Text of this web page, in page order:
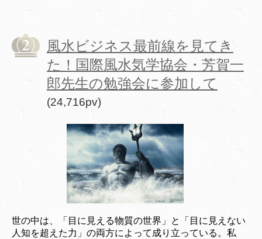
風水ビジネス最前線を見てき
た！国際風水気学協会・芳賀一
郎先生の勉強会に参加して
(24,716pv)
世の中は、「目に見える物質の世界」と「目に見えない
人知を超えた力」の両方によって成り立っている。私